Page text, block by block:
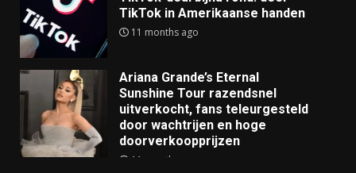
TikTok in Amerikaanse handen
11 months ago
Ariana Grande’s Eternal
Sunshine Tour razendsnel
uitverkocht, fans teleurgesteld
door wachtrijen en hoge
doorverkoopprijzen
11 months ago